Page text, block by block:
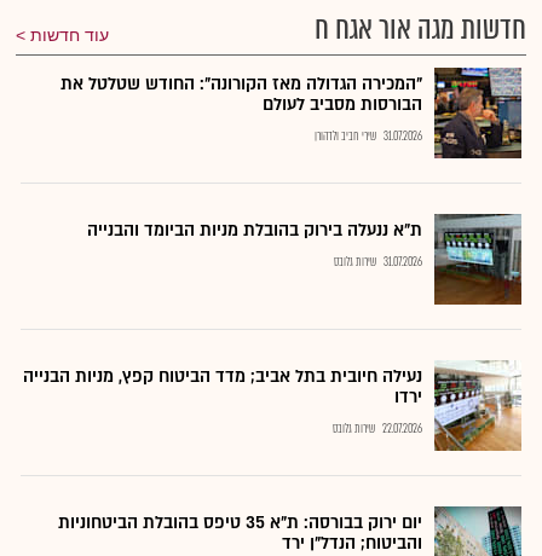
חדשות מגה אור אגח ח עוד חדשות
"המכירה הגדולה מאז הקורונה": החודש שטלטל את
הבורסות מסביב לעולם
31.07.2026 שירי חביב ולדהורן
ת"א ננעלה בירוק בהובלת מניות הביומד והבנייה
31.07.2026 שירות גלובס
נעילה חיובית בתל אביב; מדד הביטוח קפץ, מניות הבנייה
ירדו
22.07.2026 שירות גלובס
יום ירוק בבורסה: ת"א 35 טיפס בהובלת הביטחוניות
והביטוח; הנדל"ן ירד